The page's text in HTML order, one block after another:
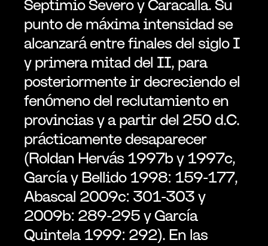
Septimio Severo y Caracalla. Su
punto de máxima intensidad se
alcanzará entre finales del siglo I
y primera mitad del II, para
posteriormente ir decreciendo el
fenómeno del reclutamiento en
provincias y a partir del 250 d.C.
prácticamente desaparecer
(Roldan Hervás 1997b y 1997c,
García y Bellido 1998: 159-177,
Abascal 2009c: 301-303 y
2009b: 289-295 y García
Quintela 1999: 292). En las